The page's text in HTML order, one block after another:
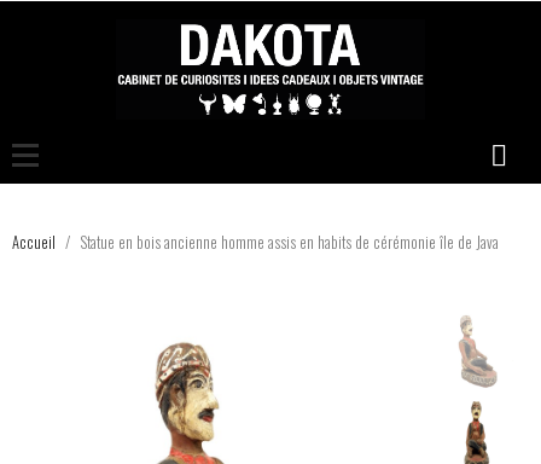
Accueil Statue en bois ancienne homme assis en habits de cérémonie île de Java